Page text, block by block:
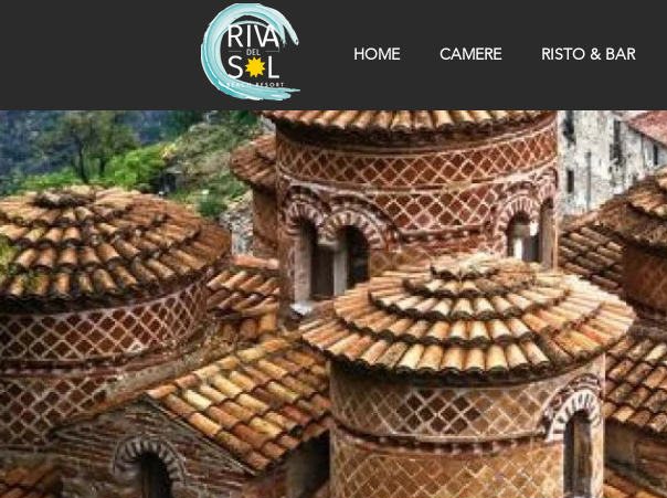
HOME CAMERE RISTO & BAR